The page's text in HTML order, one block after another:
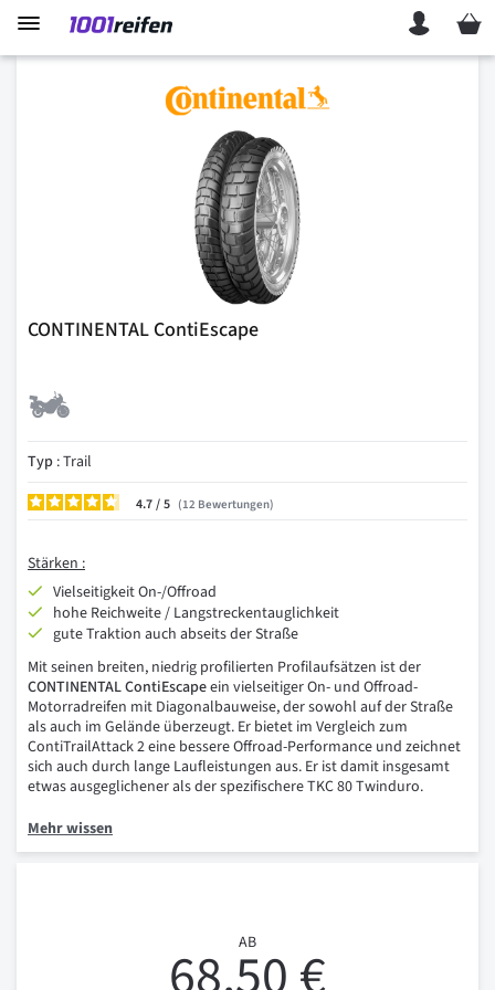
Mein
CONTINENTAL ContiEscape
Typ : Trail
4.7/ 12 Bewertungen
Stärken :
Vielseitigkeit On-/Offroad
hohe Reichweite / Langstreckentauglichkeit
gute Traktion auch abseits der Straße
Mit seinen breiten, niedrig profilierten Profilaufsätzen ist der
CONTINENTAL ContiEscapeein vielseitiger On- und Offroad-
Motorradreifen mit Diagonalbauweise, der sowohl auf der Straße
als auch im Gelände überzeugt. Er bietet im Vergleich zum
ContiTrailAttack 2 eine bessere Offroad-Performance und zeichnet
sich auch durch lange Laufleistungen aus. Er ist damit insgesamt
etwas ausgeglichener als der spezifischere TKC 80 Twinduro.
Mehr wissen
AB